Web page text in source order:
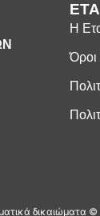
Η
δικαιώματα ©